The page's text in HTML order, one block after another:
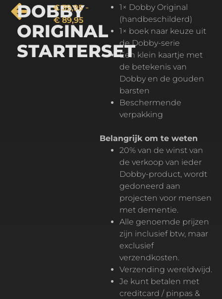
DOBBY
ORIGINAL
STARTERSET
€39,95 -
€89,95
1× Dobby Original
(handbeschilderd)
1× boek naar keuze uit
de Dobby-serie
Een klein kaartje met
de betekenis van
Dobby en de gouden
barsten
Beschermende
verpakking
Belangrijk om te weten
20% van de winst van
de verkoop van ieder
Dobby-product, wordt
gedoneerd aan
projecten voor mensen
met dementie.
Alle genoemde prijzen
zijn inclusief btw, maar
exclusief
verzendkosten.
Verzending wereldwijd.
Je kunt betalen met
creditcard / pinpas &